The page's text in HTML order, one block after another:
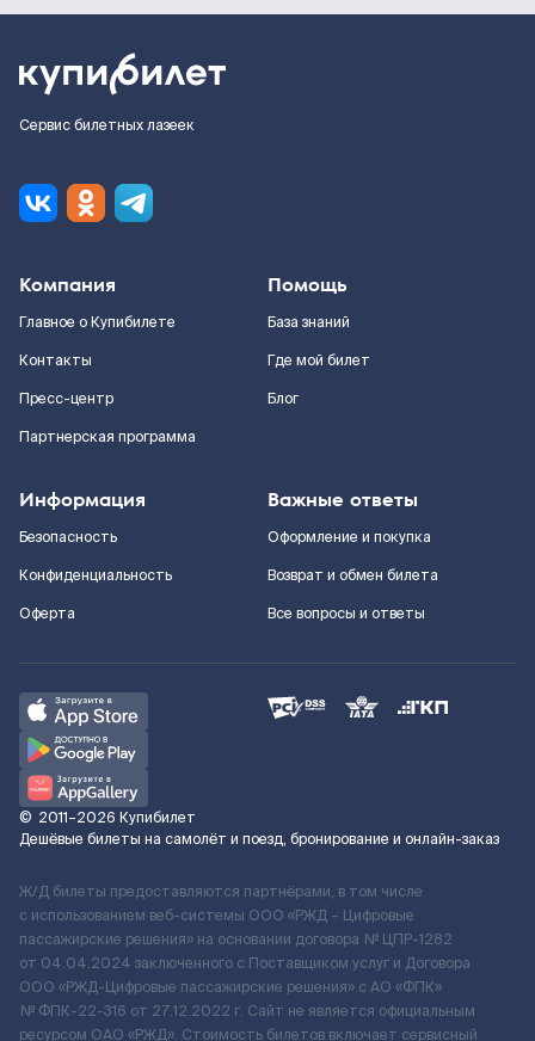
Сервис билетных лазеек
Компания
Главное о Купибилете
Контакты
Пресс-центр
Партнерская программа
Помощь
База знаний
Где мой билет
Блог
Информация
Безопасность
Конфиденциальность
Оферта
Важные ответы
Оформление и покупка
Возврат и обмен билета
Все вопросы и ответы
© 2011–2026 Купибилет
Дешёвые билеты на самолёт и поезд, бронирование и онлайн-заказ
Ж/Д билеты предоставляются партнёрами, в том числе
с использованием веб-системы ООО «РЖД – Цифровые
пассажирские решения» на основании договора № ЦПР-1282
от 04.04.2024 заключенного с Поставщиком услуг и Договора
ООО «РЖД-Цифровые пассажирские решения» c АО «ФПК»
№ ФПК-22-316 от 27.12.2022 г. Сайт не является официальным
ресурсом ОАО «РЖД». Стоимость билетов включает сервисный